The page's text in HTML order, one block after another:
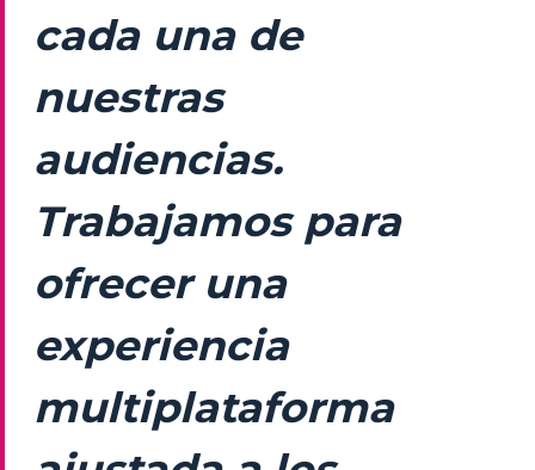
cada una de
nuestras
audiencias.
Trabajamos para
ofrecer una
experiencia
multiplataforma